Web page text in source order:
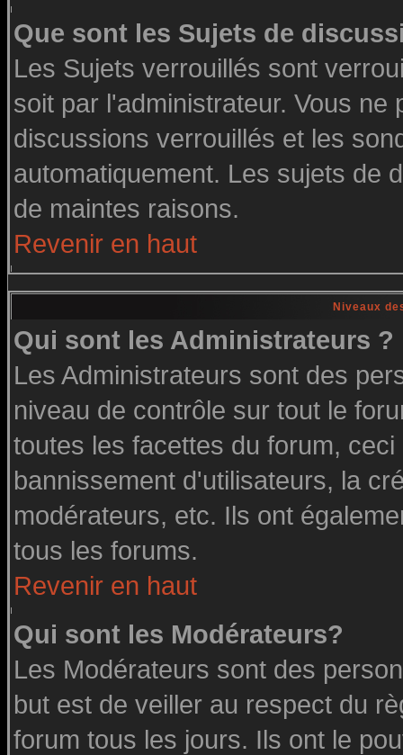
Que sont les Sujets de
Les Sujets verrouillés sont
soit par l'administrateur. Vous
discussions verrouillés et les
automatiquement. Les sujets de
de maintes raisons.
Revenir en haut
Niveaux
Qui sont les Administrateurs ?
Les Administrateurs sont des
niveau de contrôle sur tout le
toutes les facettes du forum,
bannissement d'utilisateurs, la
modérateurs, etc. Ils ont
tous les forums.
Revenir en haut
Qui sont les Modérateurs?
Les Modérateurs sont des
but est de veiller au respect du
forum tous les jours. Ils ont le